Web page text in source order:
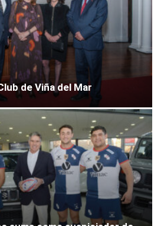
de Viña del Mar